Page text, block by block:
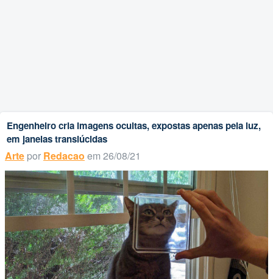
Engenheiro cria imagens ocultas, expostas apenas pela luz,
em janelas translúcidas
Arte por Redacao em 26/08/21